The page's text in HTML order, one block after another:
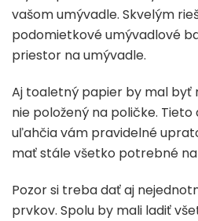
vašom umývadle. Skvelým
podomietkové umývadlové
priestor na umývadle.
Aj toaletný papier by mal byť
nie položený na poličke.
uľahčia vám pravidelné
mať stále všetko potrebné na
Pozor si treba dať aj
prvkov. Spolu by mali ladiť